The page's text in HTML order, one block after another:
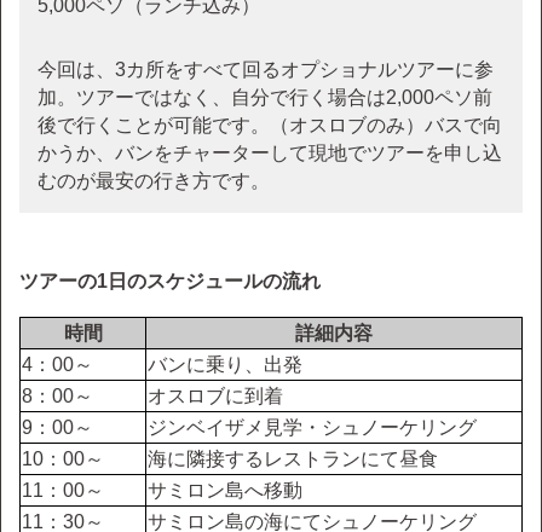
5,000ペソ（ランチ込み）
今回は、3カ所をすべて回るオプショナルツアーに参
加。ツアーではなく、自分で行く場合は2,000ペソ前
後で行くことが可能です。（オスロブのみ）バスで向
かうか、バンをチャーターして現地でツアーを申し込
むのが最安の行き方です。
ツアーの1日のスケジュールの流れ
時間
詳細内容
4：00～
バンに乗り、出発
8：00～
オスロブに到着
9：00～
ジンベイザメ見学・シュノーケリング
10：00～
海に隣接するレストランにて昼食
11：00～
サミロン島へ移動
11：30～
サミロン島の海にてシュノーケリング